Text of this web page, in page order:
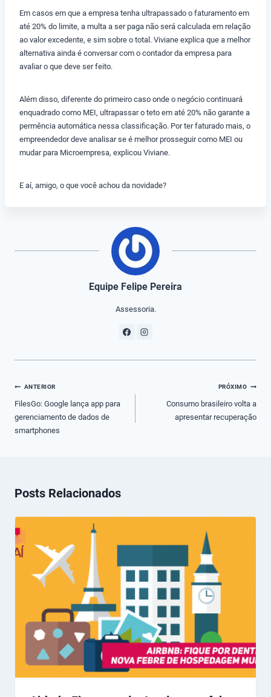
Em casos em que a empresa tenha ultrapassado o faturamento em
até 20% do limite, a multa a ser paga não será calculada em relação
ao valor excedente, e sim sobre o total. Viviane explica que a melhor
alternativa ainda é conversar com o contador da empresa para
avaliar o que deve ser feito.
Além disso, diferente do primeiro caso onde o negócio continuará
enquadrado como MEI, ultrapassar o teto em até 20% não garante a
permência automática nessa classificação. Por ter faturado mais, o
empreendedor deve analisar se é melhor prosseguir como MEI ou
mudar para Microempresa, explicou Viviane.
E aí, amigo, o que você achou da novidade?
Equipe Felipe Pereira
Assessoria.
Navegação
de
Post
ANTERIOR
FilesGo: Google lança app para
gerenciamento de dados de
smartphones
PRÓXIMO
Consumo brasileiro volta a
apresentar recuperação
Posts Relacionados